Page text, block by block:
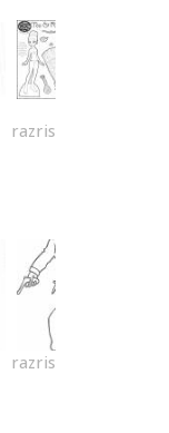
razrisyika
razrisyika